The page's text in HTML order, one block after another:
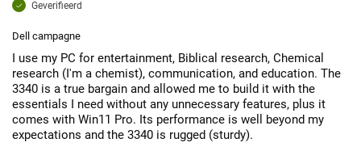
Geverifieerd
Dell campagne
I use my PC for entertainment, Biblical research, Chemical
research (I'm a chemist), communication, and education. The
3340 is a true bargain and allowed me to build it with the
essentials I need without any unnecessary features, plus it
comes with Win11 Pro. Its performance is well beyond my
expectations and the 3340 is rugged (sturdy).